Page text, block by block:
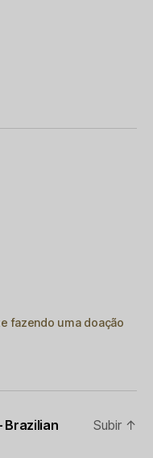
fazendo uma doação
Brazilian
Subir ↑